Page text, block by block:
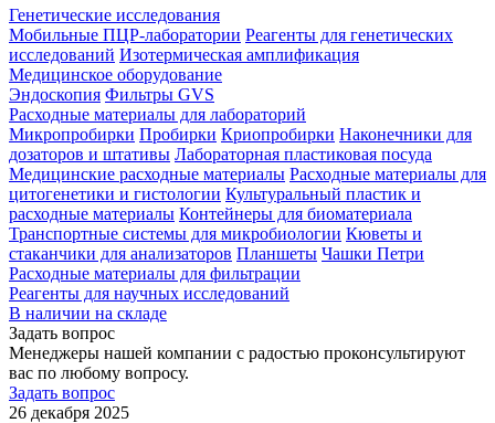
Генетические исследования
Мобильные ПЦР-лаборатории Реагенты для генетических
исследований Изотермическая амплификация
Медицинское оборудование
Эндоскопия Фильтры GVS
Расходные материалы для лабораторий
Микропробирки Пробирки Криопробирки Наконечники для
дозаторов и штативы Лабораторная пластиковая посуда
Медицинские расходные материалы Расходные материалы для
цитогенетики и гистологии Культуральный пластик и
расходные материалы Контейнеры для биоматериала
Транспортные системы для микробиологии Кюветы и
стаканчики для анализаторов Планшеты Чашки Петри
Расходные материалы для фильтрации
Реагенты для научных исследований
В наличии на складе
Задать вопрос
Менеджеры нашей компании с радостью проконсультируют
вас по любому вопросу.
Задать вопрос
26 декабря 2025